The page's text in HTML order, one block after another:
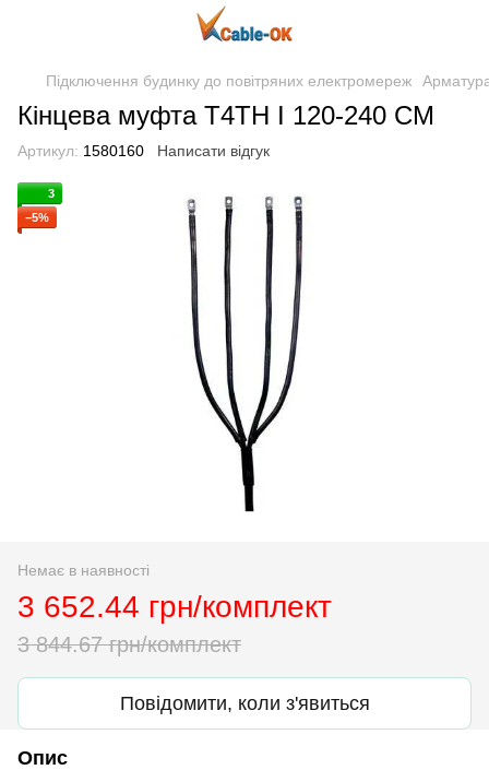
Підключення будинку до повітряних електромереж
Кінцева муфта T4TH I 120-240 CM
Артикул: 1580160 Написати відгук
3
−5%
Немає в наявності
3 652.44 грн/комплект
3 844.67 грн/комплект
Повідомити, коли з'явиться
Опис